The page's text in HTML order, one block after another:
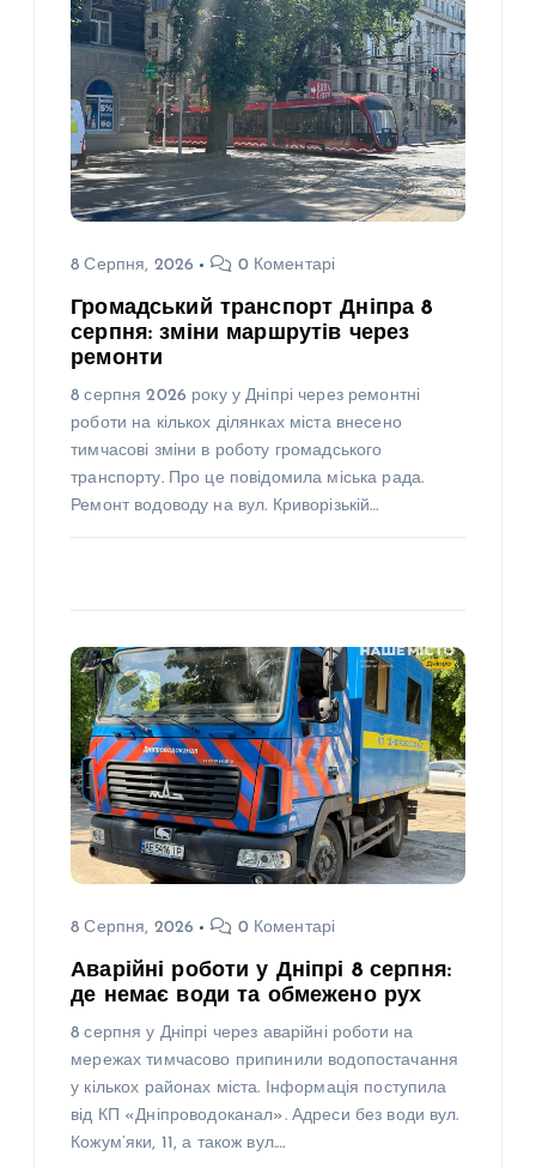
8 Серпня, 2026 0 Коментарі
Громадський транспорт Дніпра 8
серпня: зміни маршрутів через
ремонти
8 серпня 2026 року у Дніпрі через ремонтні
роботи на кількох ділянках міста внесено
тимчасові зміни в роботу громадського
транспорту. Про це повідомила міська рада.
Ремонт водоводу на вул. Криворізькій…
8 Серпня, 2026 0 Коментарі
Аварійні роботи у Дніпрі 8 серпня:
де немає води та обмежено рух
8 серпня у Дніпрі через аварійні роботи на
мережах тимчасово припинили водопостачання
у кількох районах міста. Інформація поступила
від КП «Дніпроводоканал». Адреси без води вул.
Кожум’яки, 11, а також вул.…